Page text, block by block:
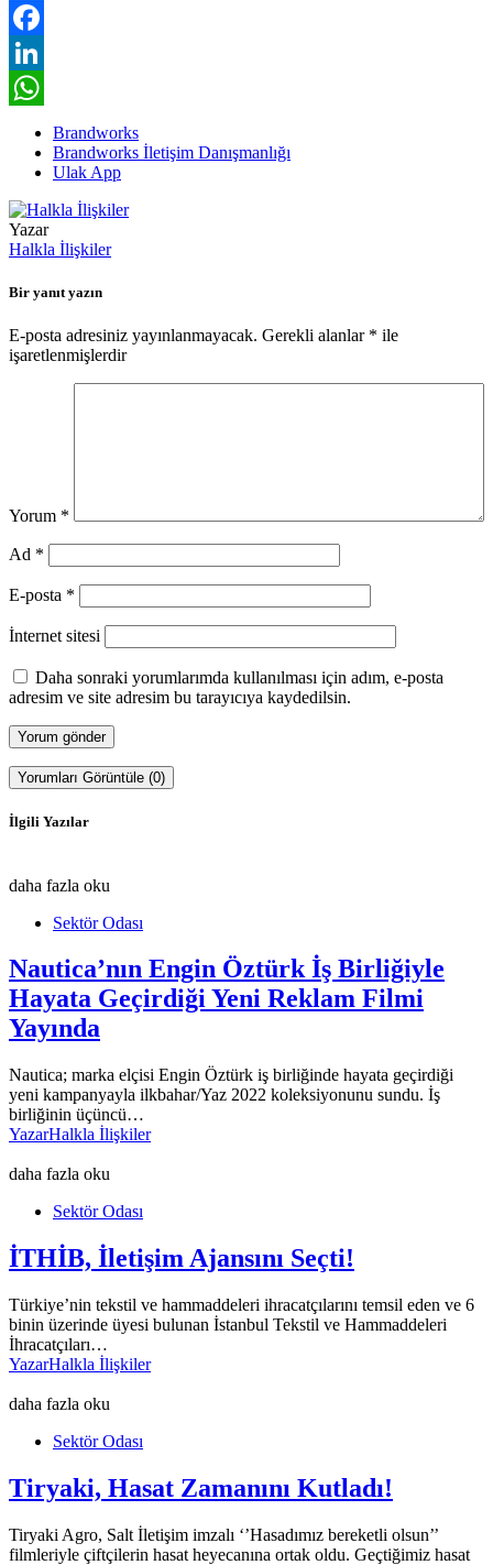
Facebook
LinkedIn
WhatsApp
Brandworks
Brandworks İletişim Danışmanlığı
Ulak App
Yazar
Halkla İlişkiler
Bir yanıt yazın
E-posta adresiniz yayınlanmayacak. Gerekli alanlar * ile
işaretlenmişlerdir
Yorum *
Ad *
E-posta *
İnternet sitesi
Daha sonraki yorumlarımda kullanılması için adım, e-posta
adresim ve site adresim bu tarayıcıya kaydedilsin.
Yorumları Görüntüle (0)
İlgili Yazılar
daha fazla oku
Sektör Odası
Nautica’nın Engin Öztürk İş Birliğiyle
Hayata Geçirdiği Yeni Reklam Filmi
Yayında
Nautica; marka elçisi Engin Öztürk iş birliğinde hayata geçirdiği
yeni kampanyayla ilkbahar/Yaz 2022 koleksiyonunu sundu. İş
birliğinin üçüncü…
YazarHalkla İlişkiler
daha fazla oku
Sektör Odası
İTHİB, İletişim Ajansını Seçti!
Türkiye’nin tekstil ve hammaddeleri ihracatçılarını temsil eden ve 6
binin üzerinde üyesi bulunan İstanbul Tekstil ve Hammaddeleri
İhracatçıları…
YazarHalkla İlişkiler
daha fazla oku
Sektör Odası
Tiryaki, Hasat Zamanını Kutladı!
Tiryaki Agro, Salt İletişim imzalı ‘’Hasadımız bereketli olsun’’
filmleriyle çiftçilerin hasat heyecanına ortak oldu. Geçtiğimiz hasat